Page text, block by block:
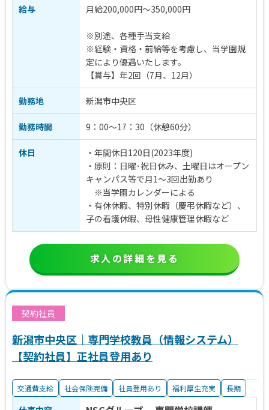
給与 月給200,000円～350,000円
※別途、各種手当支給
※経験・資格・前給等を考慮し、当学園規
定により優遇いたします。
【賞与】年2回（7月、12月）
勤務地 新潟市中央区
勤務時間 9：00〜17：30（休憩60分）
休日
・年間休日120日(2023年度)
・原則：日曜･祝日休み、土曜日はオープン
キャンパス等で月1～3回出勤あり
※当学園カレンダーによる
・有休休暇、特別休暇（慶弔休暇など）、
子の看護休暇、母性健康管理休暇など
求人の詳細を見る
契約社員
新潟市中央区｜専門学校教員（情報システム）
【契約社員】正社員登用あり
交通費支給 社会保険完備 社員登用あり 福利厚生充実 長期